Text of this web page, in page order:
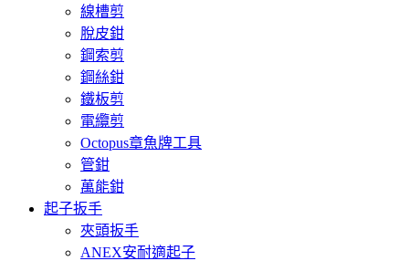
線槽剪
脫皮鉗
鋼索剪
鋼絲鉗
鐵板剪
電纜剪
Octopus章魚牌工具
管鉗
萬能鉗
起子扳手
夾頭扳手
ANEX安耐適起子